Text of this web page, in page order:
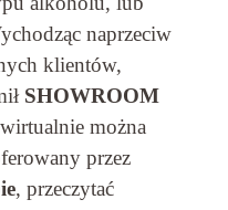
naprzeciw
klientów,
SHOWROOM
można
przez
, przeczytać